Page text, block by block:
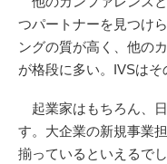
つパートナーを見つけ
ングの質が高く、他の
が格段に多い。IVSはそ
起業家はもちろん、
す。大企業の新規事業
揃っているといえるでし